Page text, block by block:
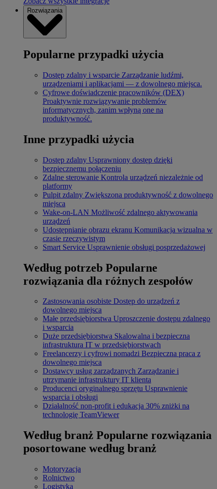
Rozwiązania
Popularne przypadki użycia
Dostęp zdalny i wsparcie Zarządzanie ludźmi,
urządzeniami i aplikacjami — z dowolnego miejsca.
Cyfrowe doświadczenie pracowników (DEX)
Proaktywnie rozwiązywanie problemów
informatycznych, zanim wpłyną one na
produktywność.
Inne przypadki użycia
Dostęp zdalny Usprawniony dostęp dzięki
bezpiecznemu połączeniu
Zdalne sterowanie Kontrola urządzeń niezależnie od
platformy
Pulpit zdalny Zwiększona produktywność z dowolnego
miejsca
Wake-on-LAN Możliwość zdalnego aktywowania
urządzeń
Udostępnianie obrazu ekranu Komunikacja wizualna w
czasie rzeczywistym
Smart Service Usprawnienie obsługi posprzedażowej
Według potrzeb Popularne
rozwiązania dla różnych zespołów
Zastosowania osobiste Dostęp do urządzeń z
dowolnego miejsca
Małe przedsiębiorstwa Uproszczenie dostępu zdalnego
i wsparcia
Duże przedsiębiorstwa Skalowalna i bezpieczna
infrastruktura IT w przedsiębiorstwach
Freelancerzy i cyfrowi nomadzi Bezpieczna praca z
dowolnego miejsca
Dostawcy usług zarządzanych Zarządzanie i
utrzymanie infrastruktury IT klienta
Producenci oryginalnego sprzętu Usprawnienie
wsparcia i obsługi
Działalność non-profit i edukacja 30% zniżki na
technologię TeamViewer
Według branż Popularne rozwiązania
posortowane według branż
Motoryzacja
Rolnictwo
Logistyka